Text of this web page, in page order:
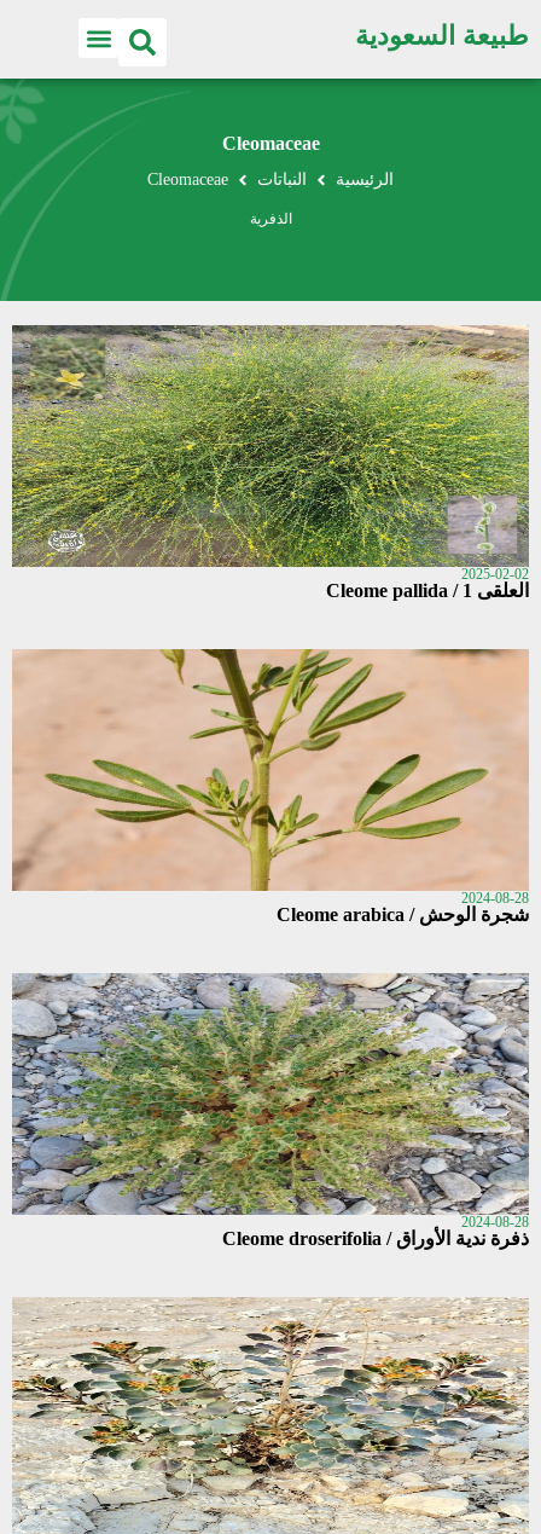
طبيعة السعودية
Cleomaceae
الرئيسية النباتات Cleomaceae
الذفرية
2025-02-02
العلقى 1 / Cleome pallida
2024-08-28
شجرة الوحش / Cleome arabica
2024-08-28
ذفرة ندية الأوراق / Cleome droserifolia